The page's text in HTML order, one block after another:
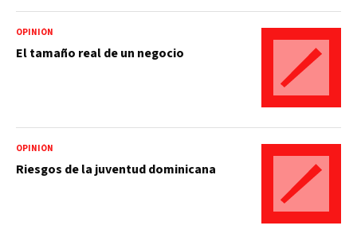
OPINIÓN
El tamaño real de un negocio
OPINIÓN
Riesgos de la juventud dominicana